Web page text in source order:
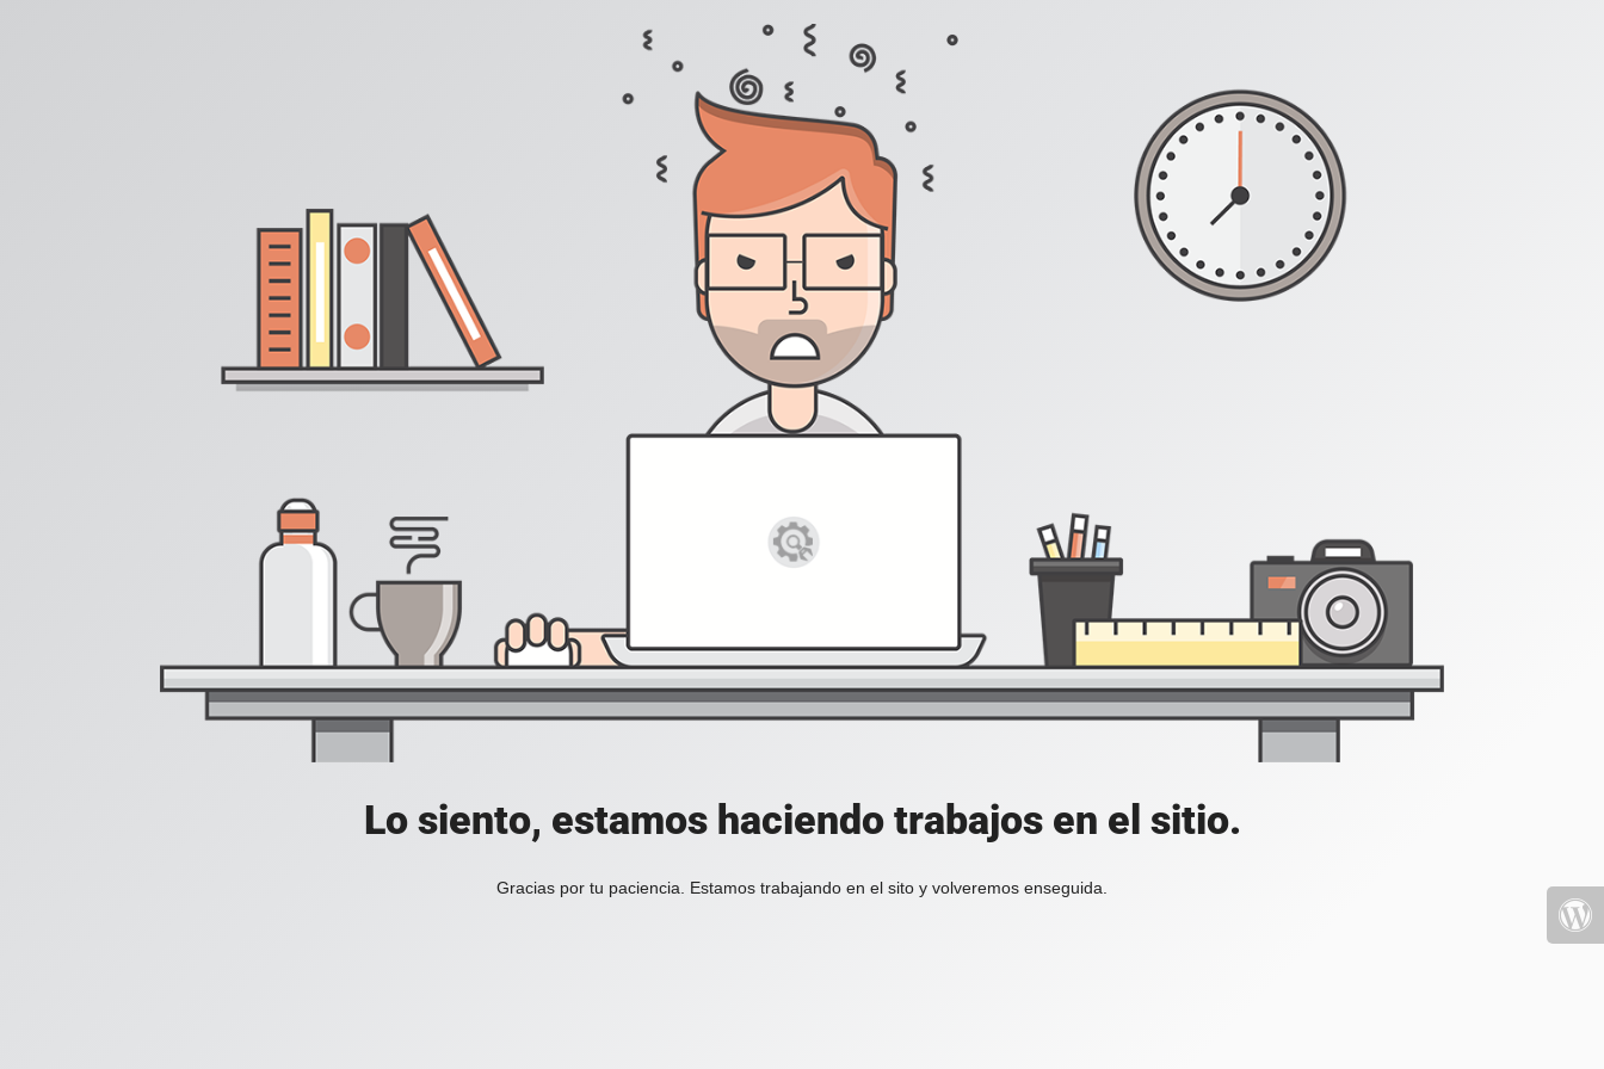
Lo siento, estamos haciendo trabajos en el sitio.
Gracias por tu paciencia. Estamos trabajando en el sito y volveremos enseguida.